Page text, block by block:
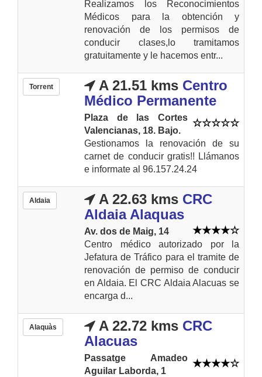
Realizamos los Reconocimientos
Médicos para la obtención y
renovación de los permisos de
conducir clases,lo tramitamos
gratuitamente y le hacemos entr...
Torrent A 21.51 kms Centro
Médico Permanente
Plaza de las Cortes
Valencianas, 18. Bajo.
Gestionamos la renovación de su
carnet de conducir gratis!! Llámanos
e informate al 96.157.24.24
Aldaia A 22.63 kms CRC
Aldaia Alaquas
Av. dos de Maig, 14
Centro médico autorizado por la
Jefatura de Tráfico para el tramite de
renovación de permiso de conducir
en Aldaia. El CRC Aldaia Alacuas se
encarga d...
Alaquàs A 22.72 kms CRC
Alacuas
Passatge Amadeo
Aguilar Laborda, 1